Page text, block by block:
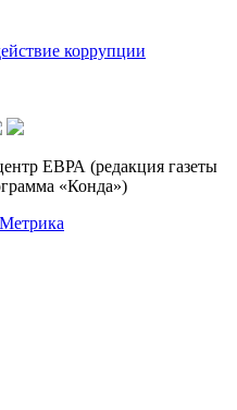
коррупции
ЕВРА (редакция газеты
«Конда»)